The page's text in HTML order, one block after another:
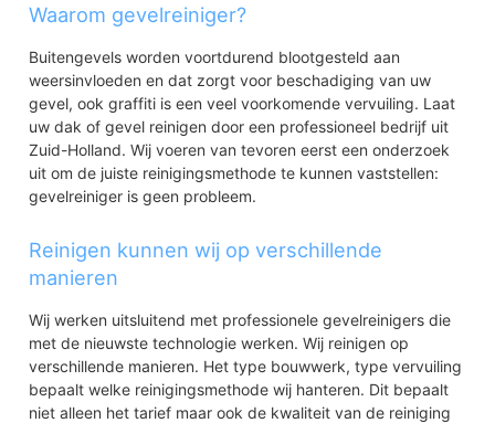
Waarom gevelreiniger?
Buitengevels worden voortdurend blootgesteld aan
weersinvloeden en dat zorgt voor beschadiging van uw
gevel, ook graffiti is een veel voorkomende vervuiling. Laat
uw dak of gevel reinigen door een professioneel bedrijf uit
Zuid-Holland. Wij voeren van tevoren eerst een onderzoek
uit om de juiste reinigingsmethode te kunnen vaststellen:
gevelreiniger is geen probleem.
Reinigen kunnen wij op verschillende
manieren
Wij werken uitsluitend met professionele gevelreinigers die
met de nieuwste technologie werken. Wij reinigen op
verschillende manieren. Het type bouwwerk, type vervuiling
bepaalt welke reinigingsmethode wij hanteren. Dit bepaalt
niet alleen het tarief maar ook de kwaliteit van de reiniging